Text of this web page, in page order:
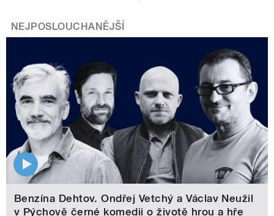
NEJPOSLOUCHANĚJŠÍ
Benzína Dehtov. Ondřej Vetchý a Václav Neužil
v Pýchově černé komedii o životě hrou a hře